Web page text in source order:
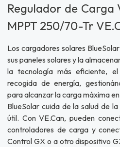
Regulador de Carga
MPPT 250/70-Tr
Los cargadores solares
sus paneles solares y la
la tecnología más eficiente,
recogida de energía,
para alcanzar la carga máxima
BlueSolar cuida de la salud de
útil. Con VE.Can, pueden
controladores de carga y
Control GX o a otro dispositivo